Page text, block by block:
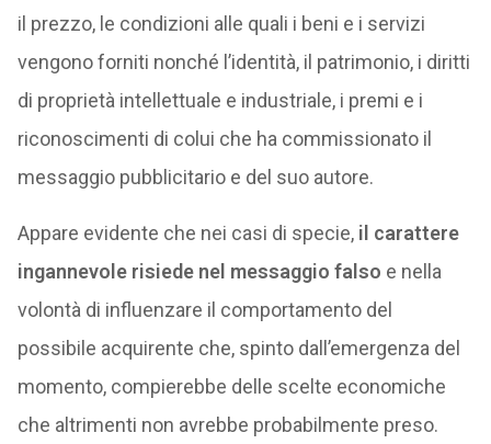
il prezzo, le condizioni alle quali i beni e i servizi
vengono forniti nonché l’identità, il patrimonio, i diritti
di proprietà intellettuale e industriale, i premi e i
riconoscimenti di colui che ha commissionato il
messaggio pubblicitario e del suo autore.
Appare evidente che nei casi di specie, il carattere
ingannevole risiede nel messaggio falso e nella
volontà di influenzare il comportamento del
possibile acquirente che, spinto dall’emergenza del
momento, compierebbe delle scelte economiche
che altrimenti non avrebbe probabilmente preso.